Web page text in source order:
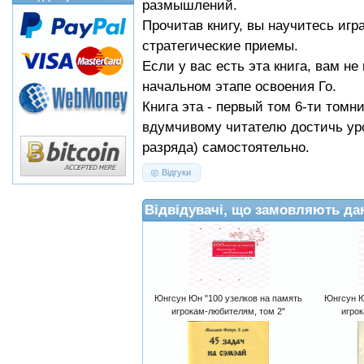
размышлений.
Прочитав книгу, вы научитесь
стратегические приемы.
Если у вас есть эта книга, вам
начальном этапе освоения Го.
Книга эта - первый том 6-ти
вдумчивому читателю достичь
разряда) самостоятельно.
Відгуки
Відвідувачі, що замовляють
Юнгсун Юн "100 узелков на память
игрокам-любителям, том 2"
Юнгсун